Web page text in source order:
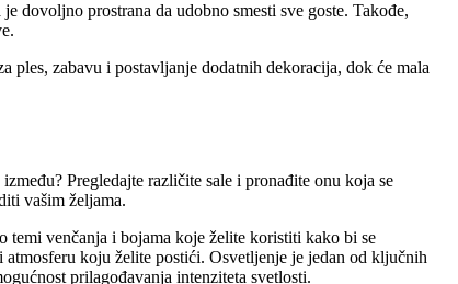
dovoljno prostrana da udobno smesti sve goste. Takođe,
ples, zabavu i postavljanje dodatnih dekoracija, dok će mala
Pregledajte različite sale i pronađite onu koja se
vašim željama.
temi venčanja i bojama koje želite koristiti kako bi se
koju želite postići. Osvetljenje je jedan od ključnih
prilagođavanja intenziteta svetlosti.